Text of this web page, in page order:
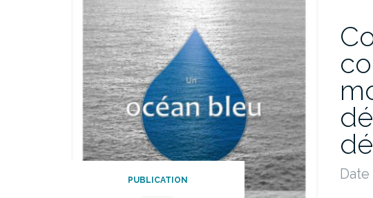
PUBLICATION
Date